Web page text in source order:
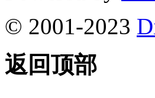
© 2001-2023
返回顶部